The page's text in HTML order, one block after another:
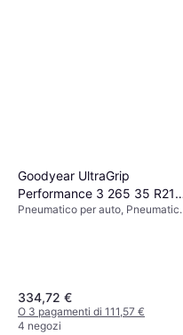
Goodyear UltraGrip
Performance 3 265 35 R21
101W XL Tire
Pneumatico per auto, Pneumatici
334,72 €
O 3 pagamenti di 111,57 €
4 negozi